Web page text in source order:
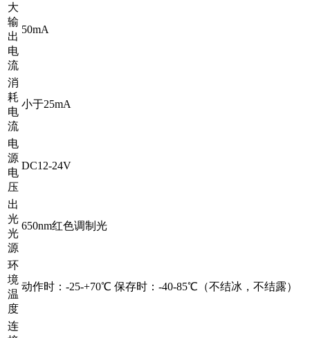
大
输
出
电
流
50mA
消
耗
电
流
小于25mA
电
源
电
压
DC12-24V
出
光
光
源
650nm红色调制光
环
境
温
度
动作时：-25-+70℃ 保存时：-40-85℃（不结冰，不结露）
连